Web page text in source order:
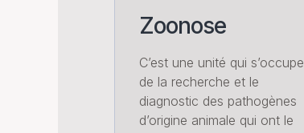
Zoonose
C’est une unité qui s’occupe
de la recherche et le
diagnostic des pathogènes
d’origine animale qui ont le